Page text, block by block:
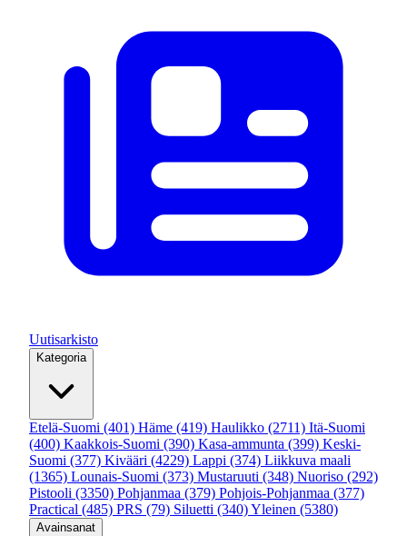
Uutisarkisto
Kategoria
Etelä-Suomi (401) Häme (419) Haulikko (2711) Itä-Suomi
(400) Kaakkois-Suomi (390) Kasa-ammunta (399) Keski-
Suomi (377) Kivääri (4229) Lappi (374) Liikkuva maali
(1365) Lounais-Suomi (373) Mustaruuti (348) Nuoriso (292)
Pistooli (3350) Pohjanmaa (379) Pohjois-Pohjanmaa (377)
Practical (485) PRS (79) Siluetti (340)Yleinen (5380)
Avainsanat